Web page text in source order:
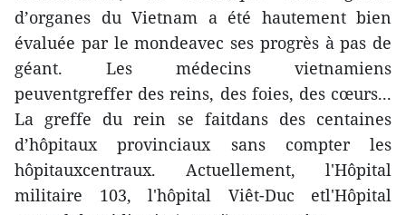
d’organes du Vietnam a été hautement bien
évaluée par le mondeavec ses progrès à pas de
géant. Les médecins vietnamiens
peuventgreffer des reins, des foies, des cœurs...
La greffe du rein se faitdans des centaines
d’hôpitaux provinciaux sans compter les
hôpitauxcentraux. Actuellement, l'Hôpital
militaire 103, l'hôpital Viêt-Duc etl'Hôpital